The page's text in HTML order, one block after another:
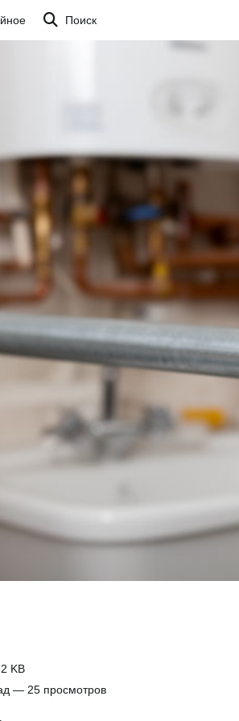
Поиск
KB
— 25 просмотров